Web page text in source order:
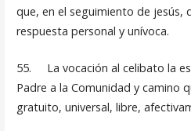
que, en el se­guimiento de jesús,
respuesta personal y unívoca.
55. La vocación al celibato la
Padre a la Comunidad y camino
gratuito, universal, libre,